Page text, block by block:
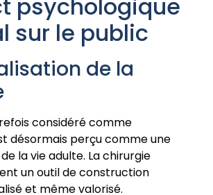
psychologique
sur le public
de la
considéré comme
désormais perçu comme une
la vie adulte. La chirurgie
un outil de construction
et même valorisé.